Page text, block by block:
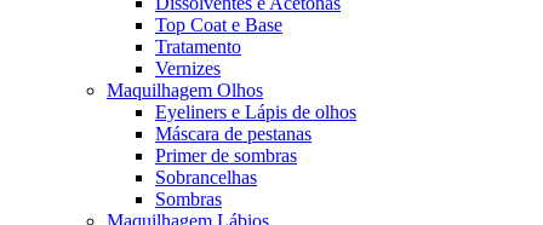
Top Coat e Base
Tratamento
Vernizes
Maquilhagem Olhos
Eyeliners e Lápis de olhos
Máscara de pestanas
Primer de sombras
Sobrancelhas
Sombras
Maquilhagem Lábios